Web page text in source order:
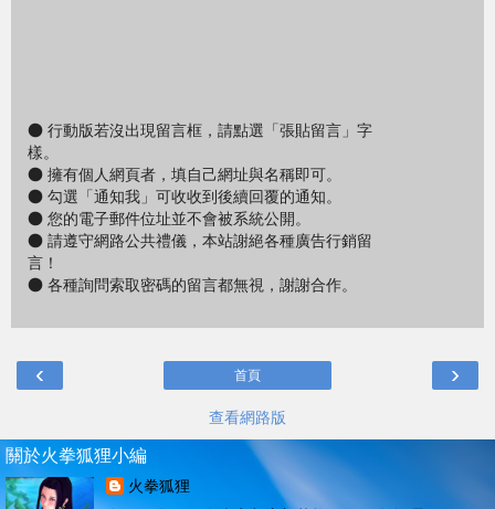
● 行動版若沒出現留言框，請點選「張貼留言」字
樣。
● 擁有個人網頁者，填自己網址與名稱即可。
● 勾選「通知我」可收收到後續回覆的通知。
● 您的電子郵件位址並不會被系統公開。
● 請遵守網路公共禮儀，本站謝絕各種廣告行銷留
言！
● 各種詢問索取密碼的留言都無視，謝謝合作。
‹ ›
首頁
查看網路版
關於火拳狐狸小編
火拳狐狸